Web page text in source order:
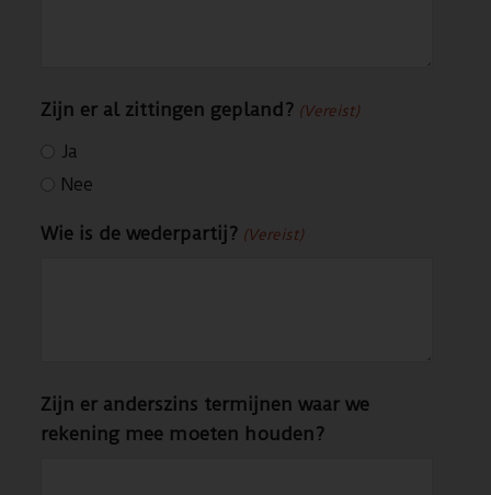
Zijn er al zittingen gepland? (Vereist)
Ja
Nee
Wie is de wederpartij? (Vereist)
Zijn er anderszins termijnen waar we
rekening mee moeten houden?